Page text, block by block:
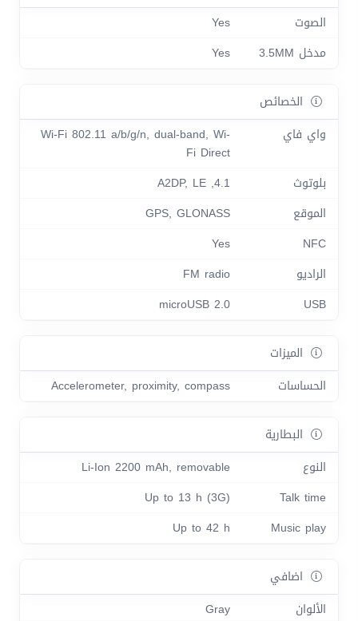
الصوت
Yes
مدخل 3.5MM
Yes
الخصائص
واي فاي
Wi-Fi 802.11 a/b/g/n, dual-band, Wi-
Fi Direct
بلوتوث
4.1, A2DP, LE
الموقع
GPS, GLONASS
NFC
Yes
الراديو
FM radio
USB
microUSB 2.0
الميزات
الحساسات
Accelerometer, proximity, compass
البطارية
النوع
Li-Ion 2200 mAh, removable
Talk time
Up to 13 h (3G)
Music play
Up to 42 h
اضافي
الألوان
Gray